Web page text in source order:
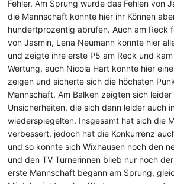
Fehler. Am Sprung wurde das Fehlen von
die Mannschaft konnte hier ihr Können
hundertprozentig abrufen. Auch am Reck
von Jasmin, Lena Neumann konnte hier
und zeigte ihre erste P5 am Reck und
Wertung, auch Nicola Hart konnte hier
zeigen und sicherte sich die höchsten
Mannschaft. Am Balken zeigten sich
Unsicherheiten, die sich dann leider auch
wiederspiegelten. Insgesamt hat sich die
verbessert, jedoch hat die Konkurrenz
und so konnte sich Wixhausen noch den
und den TV Turnerinnen blieb nur noch
erste Mannschaft begann am Sprung,